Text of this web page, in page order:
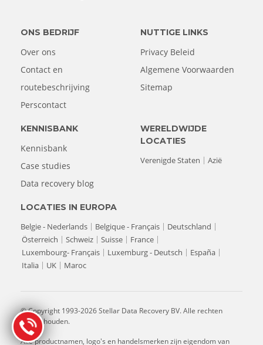
ONS BEDRIJF
Over ons
Contact en
routebeschrijving
Perscontact
NUTTIGE LINKS
Privacy Beleid
Algemene Voorwaarden
Sitemap
KENNISBANK
Kennisbank
Case studies
Data recovery blog
LOCATIES IN EUROPA
Belgie - Nederlands
Belgique - Français
Deutschland
Österreich
Schweiz Suisse
France
Luxembourg- Français
Luxemburg - Deutsch
España
Italia
UK Maroc
WERELDWIJDE
LOCATIES
Verenigde Staten
Azië
© Copyright 1993-2026 Stellar Data Recovery BV. Alle rechten
voorbehouden.
Alle productnamen, logo's en handelsmerken zijn eigendom van